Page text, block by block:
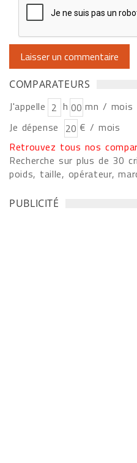
COMPARATEURS
J'appelle h
mn / mois
Je dépense
€ / mois
Retrouvez tous nos
Recherche sur plus de 30
poids, taille, opérateur,
PUBLICITÉ